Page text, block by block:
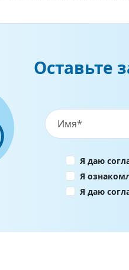
Оставьте
Я даю
Я
Я даю